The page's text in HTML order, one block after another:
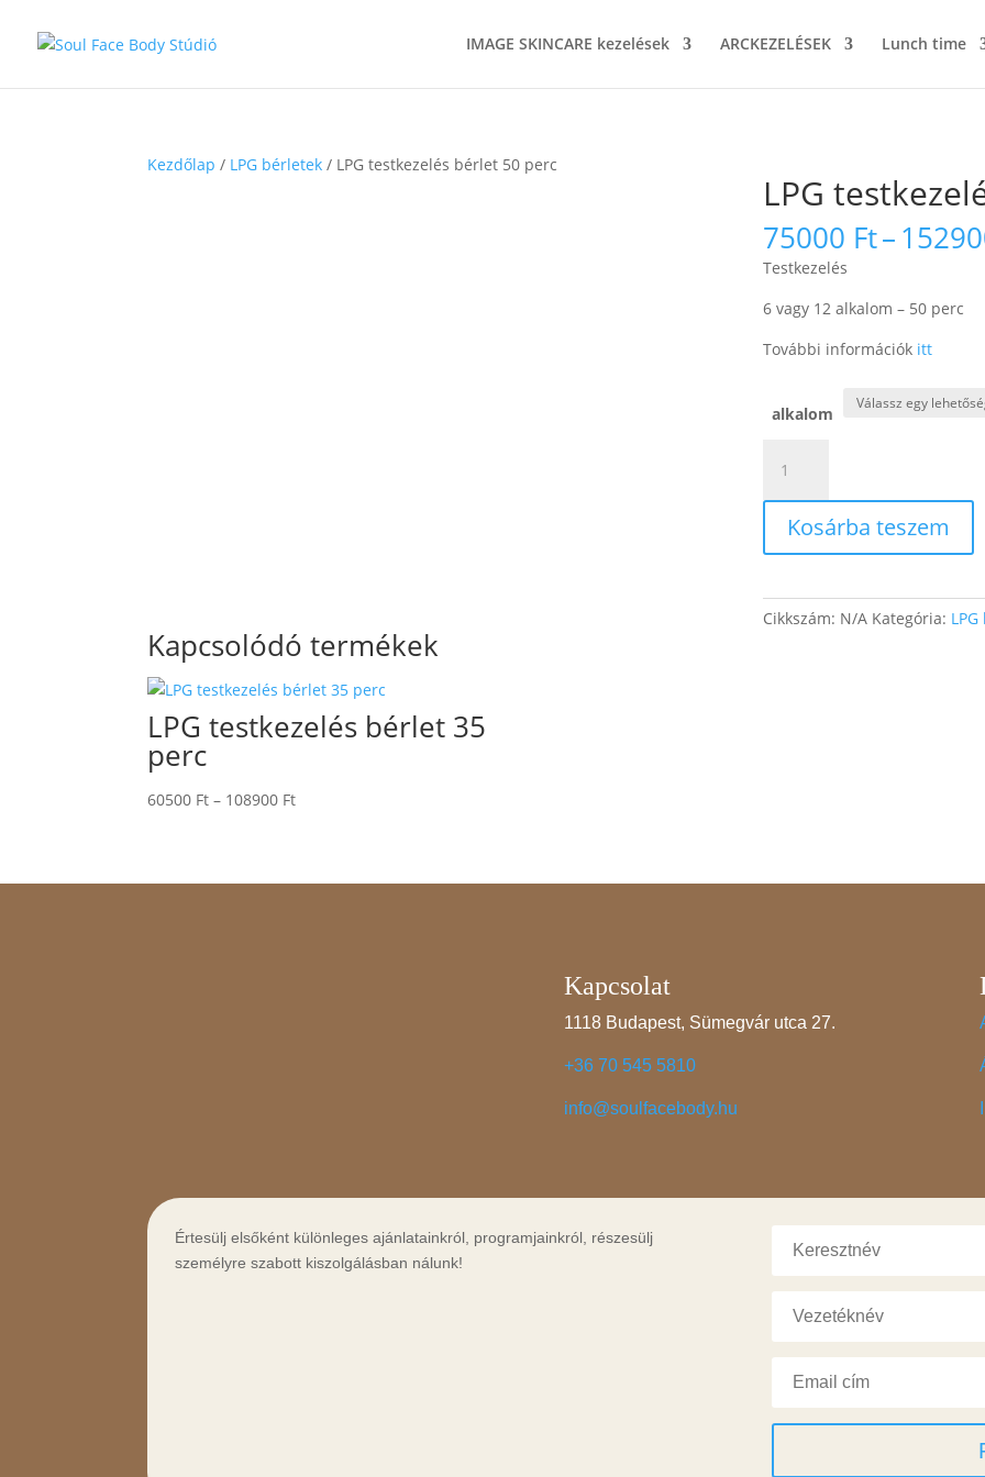
IMAGE SKINCARE kezelések ARCKEZELÉSEK Lunch time
Kezdőlap / LPG bérletek / LPG testkezelés bérlet 50 perc
LPG
75000 Ft–
Testkezelés
6 vagy 12 alkalom – 50 perc
További információk itt
alkalom
testkezelés
bérlet
perc
Kosárba teszem
Cikkszám: N/A Kategória:
Kapcsolódó termékek
LPG testkezelés bérlet 35
perc
60500 Ft – 108900 FtÁrtartomány:
Kapcsolat
1118 Budapest, Sümegvár utca 27.
+36 70 545 5810
info@soulfacebody.hu
Értesülj elsőként különleges ajánlatainkról, programjainkról, részesülj
személyre szabott kiszolgálásban nálunk!